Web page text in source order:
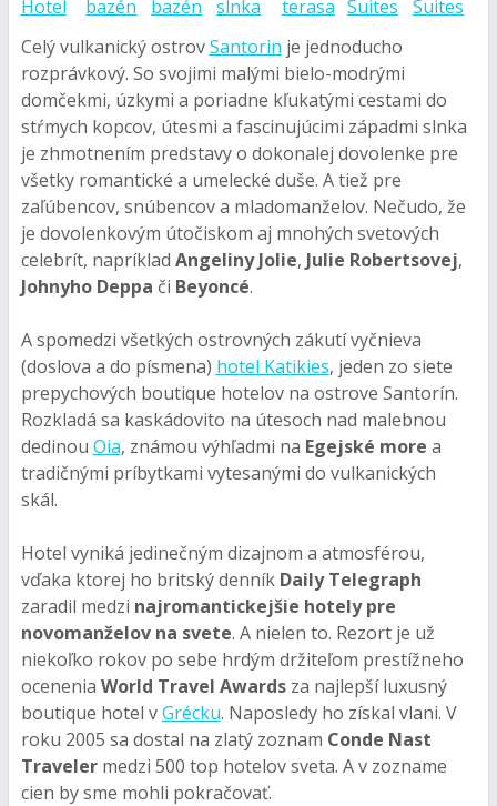
Celý vulkanický ostrovSantorin je jednoducho
rozprávkový. So svojimi malými bielo-modrými
domčekmi, úzkymi a poriadne kľukatými cestami do
stŕmych kopcov, útesmi a fascinujúcimi západmi slnka
je zhmotnením predstavy o dokonalej dovolenke pre
všetky romantické a umelecké duše. A tiež pre
zaľúbencov, snúbencov a mladomanželov. Nečudo, že
je dovolenkovým útočiskom aj mnohých svetových
celebrít, napríklad Angeliny Jolie, Julie Robertsovej,
Johnyho Deppa či Beyoncé.
A spomedzi všetkých ostrovných zákutí vyčnieva
(doslova a do písmena) hotel Katikies, jeden zo siete
prepychových boutique hotelov na ostrove Santorín.
Rozkladá sa kaskádovito na útesoch nad malebnou
dedinou Oia, známou výhľadmi na Egejské more a
tradičnými príbytkami vytesanými do vulkanických
skál.
Hotel vyniká jedinečným dizajnom a atmosférou,
vďaka ktorej ho britský denník Daily Telegraph
zaradil medzi najromantickejšie hotely pre
novomanželov na svete. A nielen to. Rezort je už
niekoľko rokov po sebe hrdým držiteľom prestížneho
ocenenia World Travel Awardsza najlepší luxusný
boutique hotel vGrécku. Naposledy ho získal vlani. V
roku 2005 sa dostal na zlatý zoznam Conde Nast
Travelermedzi 500 top hotelov sveta. A v zozname
cien by sme mohli pokračovať.